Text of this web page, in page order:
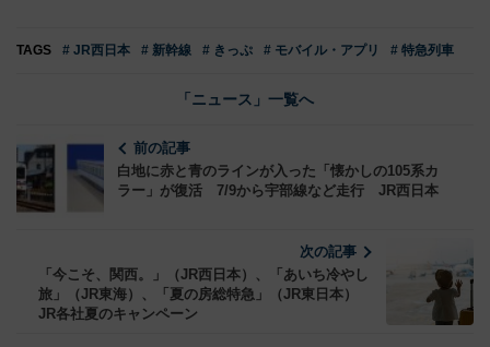
TAGS # JR西日本 # 新幹線 # きっぷ # モバイル・アプリ # 特急列車
「ニュース」一覧へ
前の記事
白地に赤と青のラインが入った「懐かしの105系カ
ラー」が復活 7/9から宇部線など走行 JR西日本
次の記事
「今こそ、関西。」（JR西日本）、「あいち冷やし
旅」（JR東海）、「夏の房総特急」（JR東日本）
JR各社夏のキャンペーン